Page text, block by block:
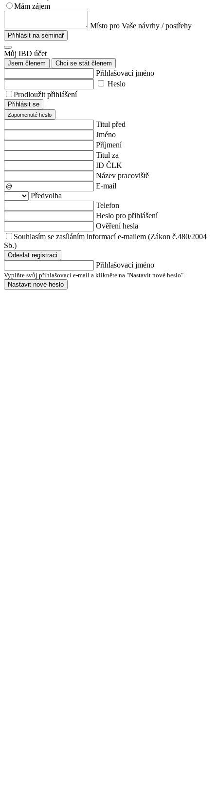
Mám zájem
Místo pro Vaše návrhy / postřehy
Přihlásit na seminář
Můj IBD účet
Jsem členem Chci se stát členem
Přihlašovací jméno
Heslo
Prodloužit přihlášení
Přihlásit se
Zapomenuté heslo
Titul před
Jméno
Příjmení
Titul za
ID ČLK
Název pracoviště
E-mail
Předvolba
Telefon
Heslo pro přihlášení
Ověření hesla
Souhlasím se zasíláním informací e-mailem (Zákon č.480/2004
Sb.)
Odeslat registraci
Přihlašovací jméno
Vyplňte svůj přihlašovací e-mail a klikněte na "Nastavit nové heslo".
Nastavit nové heslo